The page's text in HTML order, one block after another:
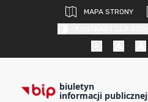
MAPA STRONY
biuletyn
informacji publicznej